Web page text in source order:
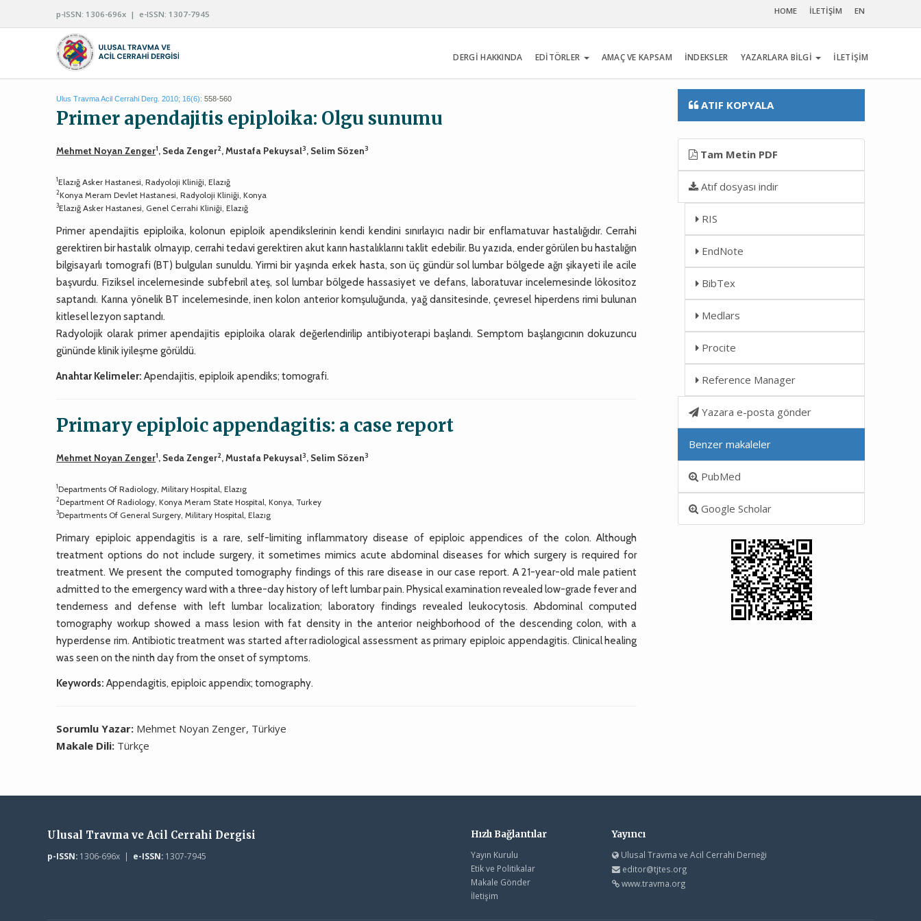
p-ISSN: 1306-696x | e-ISSN: 1307-7945 HOME İLETİŞİM EN
DERGİ HAKKINDA EDİTÖRLER AMAÇ VE KAPSAM İNDEKSLER YAZARLARA BİLGİ İLETİŞİM
Ulus Travma Acil Cerrahi Derg. 2010; 16(6): 558-560
Primer apendajitis epiploika: Olgu sunumu
Mehmet Noyan Zenger1, Seda Zenger2, Mustafa Pekuysal3, Selim Sözen3
1Elazığ Asker Hastanesi, Radyoloji Kliniği, Elazığ
2Konya Meram Devlet Hastanesi, Radyoloji Kliniği, Konya
3Elazığ Asker Hastanesi, Genel Cerrahi Kliniği, Elazığ
Primer apendajitis epiploika, kolonun epiploik apendikslerinin kendi kendini sınırlayıcı nadir bir enflamatuvar hastalığıdır. Cerrahi
gerektiren bir hastalık olmayıp, cerrahi tedavi gerektiren akut karın hastalıklarını taklit edebilir. Bu yazıda, ender görülen bu hastalığın
bilgisayarlı tomografi (BT) bulguları sunuldu. Yirmi bir yaşında erkek hasta, son üç gündür sol lumbar bölgede ağrı şikayeti ile acile
başvurdu. Fiziksel incelemesinde subfebril ateş, sol lumbar bölgede hassasiyet ve defans, laboratuvar incelemesinde lökositoz
saptandı. Karına yönelik BT incelemesinde, inen kolon anterior komşuluğunda, yağ dansitesinde, çevresel hiperdens rimi bulunan
kitlesel lezyon saptandı.
Radyolojik olarak primer apendajitis epiploika olarak değerlendirilip antibiyoterapi başlandı. Semptom başlangıcının dokuzuncu
gününde klinik iyileşme görüldü.
Anahtar Kelimeler: Apendajitis, epiploik apendiks; tomografi.
Primary epiploic appendagitis: a case report
Mehmet Noyan Zenger1, Seda Zenger2, Mustafa Pekuysal3, Selim Sözen3
1Departments Of Radiology, Military Hospital, Elazıg
2Department Of Radiology, Konya Meram State Hospital, Konya, Turkey
3Departments Of General Surgery, Military Hospital, Elazıg
Primary epiploic appendagitis is a rare, self-limiting inflammatory disease of epiploic appendices of the colon. Although
treatment options do not include surgery, it sometimes mimics acute abdominal diseases for which surgery is required for
treatment. We present the computed tomography findings of this rare disease in our case report. A 21-year-old male patient
admitted to the emergency ward with a three-day history of left lumbar pain. Physical examination revealed low-grade fever and
tenderness and defense with left lumbar localization; laboratory findings revealed leukocytosis. Abdominal computed
tomography workup showed a mass lesion with fat density in the anterior neighborhood of the descending colon, with a
hyperdense rim. Antibiotic treatment was started after radiological assessment as primary epiploic appendagitis. Clinical healing
was seen on the ninth day from the onset of symptoms.
Keywords: Appendagitis, epiploic appendix; tomography.
Sorumlu Yazar: Mehmet Noyan Zenger, Türkiye
Makale Dili: Türkçe
ATIF KOPYALA
Tam Metin PDF
Atıf dosyası indir
RIS
EndNote
BibTex
Medlars
Procite
Reference Manager
Yazara e-posta gönder
Benzer makaleler
PubMed
Google Scholar
Ulusal Travma ve Acil Cerrahi Dergisi
p-ISSN:1306-696x | e-ISSN:1307-7945
Hızlı Bağlantılar
Yayın Kurulu
Etik ve Politikalar
Makale Gönder
İletişim
Yayıncı
Ulusal Travma ve Acil Cerrahi Derneği
editor@tjtes.org
www.travma.org